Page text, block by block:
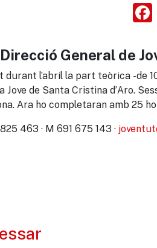
General de
durant l’abril la part teòrica -de
Jove de Santa Cristina d’Aro.
Ara ho completaran amb 25
463 · M 691 675 143 ·